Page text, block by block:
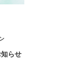
らせ